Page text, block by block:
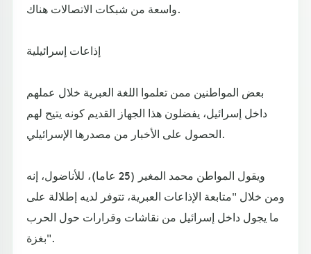
واسعة من شبكات الاتصالات هناك.
إذاعات إسرائيلية
بعض المواطنين ممن تعلموا اللغة العبرية خلال عملهم
داخل إسرائيل، يفضلون هذا الجهاز القديم كونه يتيح لهم
الحصول على الأخبار من مصدرها الإسرائيلي.
ويقول المواطن محمد المغير (25 عاما)، للأناضول، إنه
ومن خلال "متابعة الإذاعات العبرية، تتوفر لديه إطلالة على
ما يجول داخل إسرائيل من نقاشات وقرارات حول الحرب
بغزة".